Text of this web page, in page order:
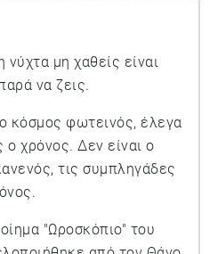
μη χαθείς είναι
να ζεις.
κόσμος φωτεινός, έλεγα
ο χρόνος. Δεν είναι ο
τις συμπληγάδες
"Ωροσκόπιο" του